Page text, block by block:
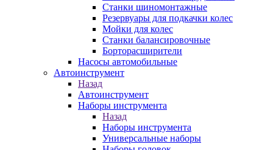
Станки шиномонтажные
Резервуары для подкачки колес
Мойки для колес
Станки балансировочные
Борторасширители
Насосы автомобильные
Автоинструмент
Назад
Автоинструмент
Наборы инструмента
Назад
Наборы инструмента
Универсальные наборы